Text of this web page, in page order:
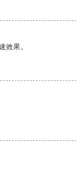
效果。